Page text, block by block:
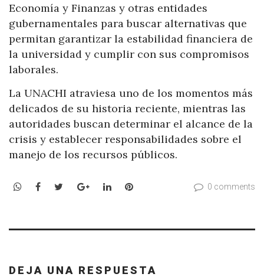
Economía y Finanzas y otras entidades
gubernamentales para buscar alternativas que
permitan garantizar la estabilidad financiera de
la universidad y cumplir con sus compromisos
laborales.
La UNACHI atraviesa uno de los momentos más
delicados de su historia reciente, mientras las
autoridades buscan determinar el alcance de la
crisis y establecer responsabilidades sobre el
manejo de los recursos públicos.
WhatsApp
Facebook
TwitterGoogle+LinkedInPinterest 0 comments
DEJA UNA RESPUESTA